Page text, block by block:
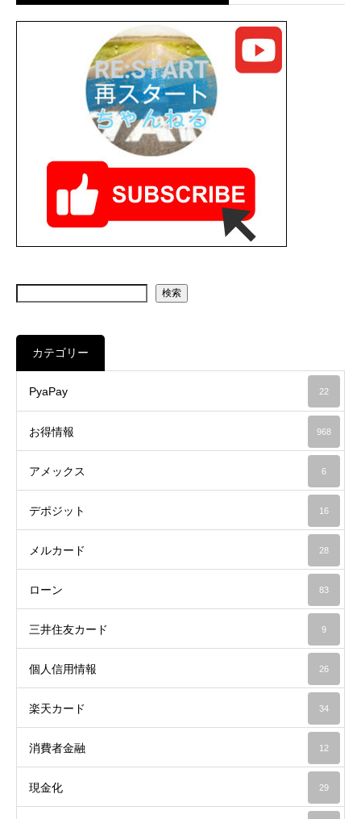
検索
カテゴリー
PyaPay 22
お得情報 968
アメックス 6
デポジット 16
メルカード 28
ローン 83
三井住友カード 9
個人信用情報 26
楽天カード 34
消費者金融 12
現金化 29